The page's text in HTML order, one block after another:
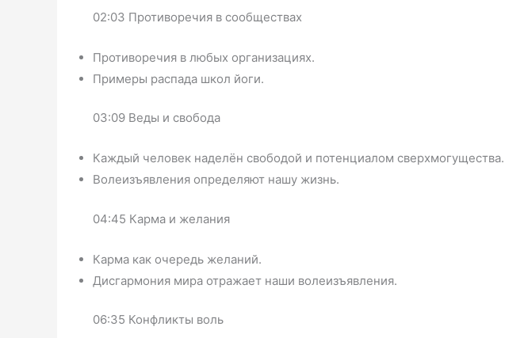
02:03 Противоречия в сообществах
Противоречия в любых организациях.
Примеры распада школ йоги.
03:09 Веды и свобода
Каждый человек наделён свободой и потенциалом сверхмогущества.
Волеизъявления определяют нашу жизнь.
04:45 Карма и желания
Карма как очередь желаний.
Дисгармония мира отражает наши волеизъявления.
06:35 Конфликты воль